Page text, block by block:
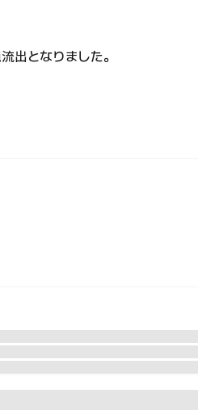
出となりました。